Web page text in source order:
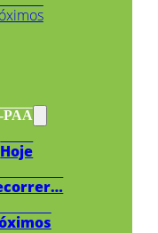
PAA
Hoje